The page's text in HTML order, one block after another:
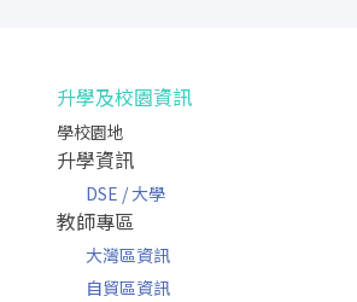
升學及校園資訊
學校園地
升學資訊
DSE / 大學
教師專區
大灣區資訊
自貿區資訊